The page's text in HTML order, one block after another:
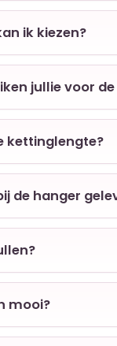
ik kiezen?
jullie voor
kettinglengte?
de hanger
mooi?